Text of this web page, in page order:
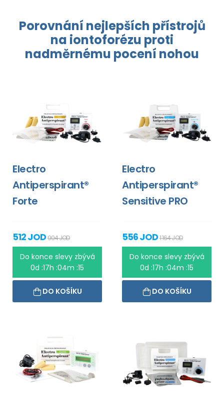
Porovnání nejlepších přístrojů
na iontoforézu proti
nadměrnému pocení nohou
Electro
Antiperspirant®
Forte
512 JOD904 JOD
Do konce slevy zbývá
0d :17h :04m :15
DO KOŠÍKU
Electro
Antiperspirant®
Sensitive PRO
556 JOD1 164 JOD
Do konce slevy zbývá
0d :17h :04m :15
DO KOŠÍKU